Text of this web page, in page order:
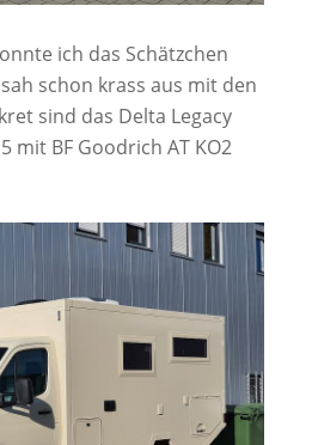
ich das Schätzchen
schon krass aus mit den
sind das Delta Legacy
mit BF Goodrich AT KO2